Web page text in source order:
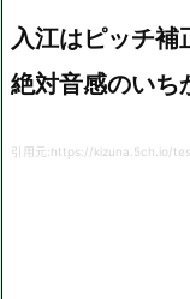
入江はピッチ
絶対音感のいち
引用元:https://kizuna.5ch.io/